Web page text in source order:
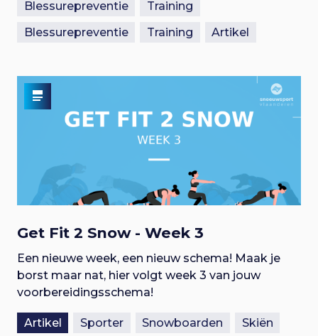
Blessurepreventie
Training
Blessurepreventie
Training Artikel
Get Fit 2 Snow - Week 3
Een nieuwe week, een nieuw schema! Maak je
borst maar nat, hier volgt week 3 van jouw
voorbereidingsschema!
Artikel Sporter Snowboarden Skiën